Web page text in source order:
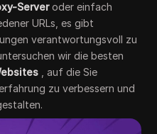
Serveroder einfach
URLs, es gibt
verantwortungsvoll zu
wir die besten
, auf die Sie
zu verbessern und